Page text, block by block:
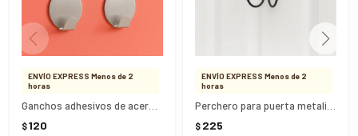
ENVÍO EXPRESS Menos de 2
horas
$120
ENVÍO EXPRESS Menos de 2
horas
$ 225